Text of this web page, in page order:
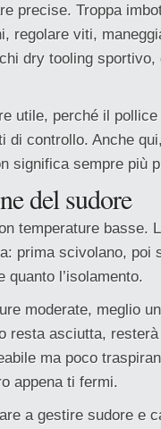
precise. Troppa
regolare viti,
dry tooling sportivo,
utile, perché il
di controllo. Anche
significa sempre più
del sudore
temperature basse.
prima scivolano, poi
l’isolamento.
moderate, meglio
resta asciutta,
ma poco
appena ti fermi.
a gestire sudore e